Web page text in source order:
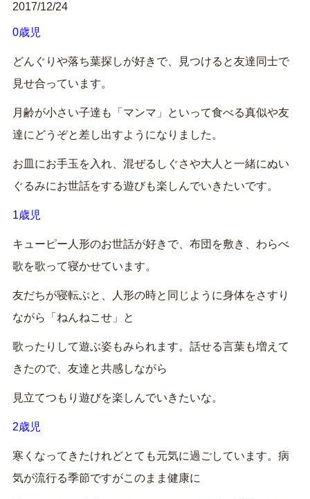
2017/12/24
0歳児
どんぐりや落ち葉探しが好きで、見つけると友達同士で
見せ合っています。
月齢が小さい子達も「マンマ」といって食べる真似や友
達にどうぞと差し出すようになりました。
お皿にお手玉を入れ、混ぜるしぐさや大人と一緒にぬい
ぐるみにお世話をする遊びも楽しんでいきたいです。
1歳児
キューピー人形のお世話が好きで、布団を敷き、わらべ
歌を歌って寝かせています。
友だちが寝転ぶと、人形の時と同じように身体をさすり
ながら「ねんねこせ」と
歌ったりして遊ぶ姿もみられます。話せる言葉も増えて
きたので、友達と共感しながら
見立てつもり遊びを楽しんでいきたいな。
2歳児
寒くなってきたけれどとても元気に過ごしています。病
気が流行る季節ですがこのまま健康に